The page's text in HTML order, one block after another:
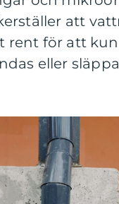
att
rent för att
eller